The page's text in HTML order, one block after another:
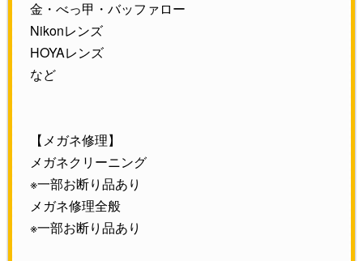
金・べっ甲・バッファロー
Nikonレンズ
HOYAレンズ
など
【メガネ修理】
メガネクリーニング
※一部お断り品あり
メガネ修理全般
※一部お断り品あり